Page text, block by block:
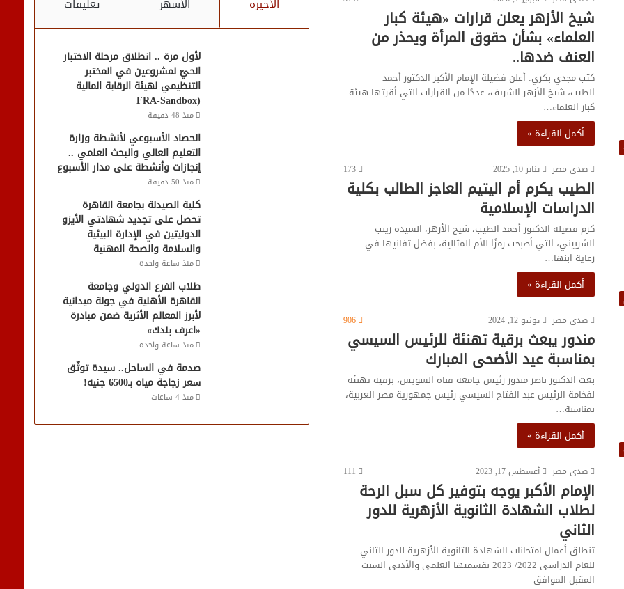
شيخ الأزهر يعلن قرارات «هيئة كبار
العلماء» بشأن حقوق المرأة ويحذر من
العنف ضدها..
كتب مجدي بكري: أعلن فضيلة الإمام الأكبر الدكتور أحمد
الطيب، شيخ الأزهر الشريف، عددًا من القرارات التي أقرتها هيئة
كبار العلماء…
أكمل القراءة »
صدى مصر
يناير 10, 2025 173
الطيب يكرم أم اليتيم العاجز الطالب بكلية
الدراسات ‏الإسلامية
كرم فضيلة الدكتور أحمد الطيب، شيخ الأزهر، السيدة زينب
الشربيني، ‏التي أصبحت رمزًا للأم المثالية، بفضل تفانيها في
رعاية ابنها…
أكمل القراءة »
صدى مصر
يونيو 12, 2024 906
مندور يبعث برقية تهنئة للرئيس السيسي
بمناسبة عيد الأضحى المبارك
بعث الدكتور ناصر مندور رئيس جامعة قناة السويس، برقية تهنئة
لفخامة الرئيس عبد الفتاح السيسي رئيس جمهورية مصر العربية،
بمناسبة…
أكمل القراءة »
صدى مصر
أغسطس 17, 2023 111
الإمام الأكبر يوجه بتوفير كل سبل الرحة
لطلاب الشهادة الثانوية الأزهرية للدور
الثاني
تنطلق أعمال امتحانات الشهادة الثانوية الأزهرية للدور الثاني
للعام الدراسي 2022/ 2023 بقسميها العلمي والأدبي السبت
المقبل الموافق
الأخيرة الأشهر تعليقات
لأول مرة .. انطلاق مرحلة الاختبار
الحيّ لمشروعين في المختبر
التنظيمي لهيئة الرقابة المالية
(FRA-Sandbox
منذ 48 دقيقة
الحصاد الأسبوعي لأنشطة وزارة
التعليم العالي والبحث العلمي ..
إنجازات وأنشطة على مدار الأسبوع
منذ 50 دقيقة
كلية الصيدلة بجامعة القاهرة
تحصل على تجديد شهادتي الأيزو
الدوليتين في الإدارة البيئية
والسلامة والصحة المهنية
منذ ساعة واحدة
طلاب الفرع الدولي وجامعة
القاهرة الأهلية في جولة ميدانية
لأبرز المعالم الأثرية ضمن مبادرة
«اعرف بلدك»
منذ ساعة واحدة
صدمة في الساحل.. سيدة توثّق
سعر زجاجة مياه بـ6500 جنيه!
منذ 4 ساعات